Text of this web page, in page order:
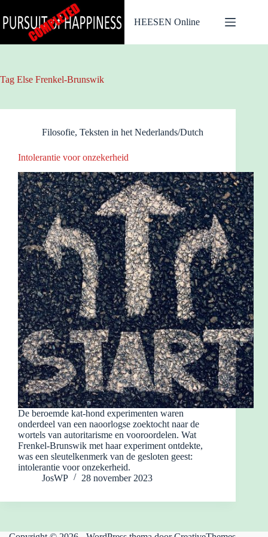
naar
de
HEESEN Online
Tag Else Frenkel-Brunswik
Filosofie, Teksten in het Nederlands/Dutch
Intolerantie voor onzekerheid
De beroemde kat-hond experimenten waren
onderdeel van een naoorlogse zoektocht naar de
wortels van autoritarisme en vooroordelen. Wat
Frenkel-Brunswik met haar experiment ontdekte,
was een sleutelkenmerk van de gesloten geest:
intolerantie voor onzekerheid.
JosWP
28 november 2023